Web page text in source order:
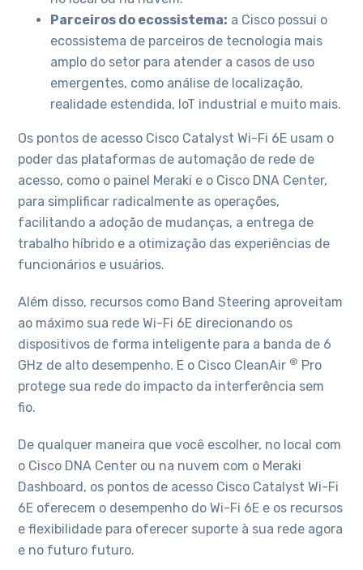
Parceiros do ecossistema: a Cisco possui o
ecossistema de parceiros de tecnologia mais
amplo do setor para atender a casos de uso
emergentes, como análise de localização,
realidade estendida, IoT industrial e muito mais.
Os pontos de acesso Cisco Catalyst Wi-Fi 6E usam o
poder das plataformas de automação de rede de
acesso, como o painel Meraki e o Cisco DNA Center,
para simplificar radicalmente as operações,
facilitando a adoção de mudanças, a entrega de
trabalho híbrido e a otimização das experiências de
funcionários e usuários.
Além disso, recursos como Band Steering aproveitam
ao máximo sua rede Wi-Fi 6E direcionando os
dispositivos de forma inteligente para a banda de 6
GHz de alto desempenho. E o Cisco CleanAir ® Pro
protege sua rede do impacto da interferência sem
fio.
De qualquer maneira que você escolher, no local com
o Cisco DNA Center ou na nuvem com o Meraki
Dashboard, os pontos de acesso Cisco Catalyst Wi-Fi
6E oferecem o desempenho do Wi-Fi 6E e os recursos
e flexibilidade para oferecer suporte à sua rede agora
e no futuro futuro.